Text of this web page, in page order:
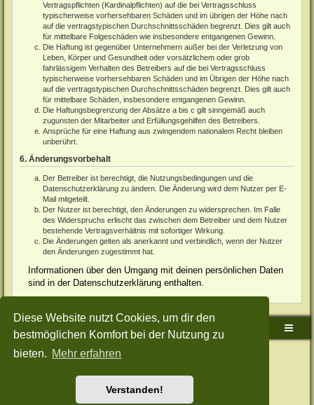
Diese Website nutzt Cookies, um dir den
bestmöglichen Komfort bei der Nutzung zu
bieten. Mehr erfahren
Verstanden!
Vertragspflichten (Kardinalpflichten) auf die bei Vertragsschluss
typischerweise vorhersehbaren Schäden und im übrigen der Höhe nach
auf die vertragstypischen Durchschnittsschäden begrenzt. Dies gilt auch
für mittelbare Folgeschäden wie insbesondere entgangenen Gewinn.
Die Haftung ist gegenüber Unternehmern außer bei der Verletzung von
Leben, Körper und Gesundheit oder vorsätzlichem oder grob
fahrlässigem Verhalten des Betreibers auf die bei Vertragsschluss
typischerweise vorhersehbaren Schäden und im Übrigen der Höhe nach
auf die vertragstypischen Durchschnittsschäden begrenzt. Dies gilt auch
für mittelbare Schäden, insbesondere entgangenen Gewinn.
Die Haftungsbegrenzung der Absätze a bis c gilt sinngemäß auch
zugunsten der Mitarbeiter und Erfüllungsgehilfen des Betreibers.
Ansprüche für eine Haftung aus zwingendem nationalem Recht bleiben
unberührt.
6. Änderungsvorbehalt
Der Betreiber ist berechtigt, die Nutzungsbedingungen und die
Datenschutzerklärung zu ändern. Die Änderung wird dem Nutzer per E-
Mail mitgeteilt.
Der Nutzer ist berechtigt, den Änderungen zu widersprechen. Im Falle
des Widerspruchs erlischt das zwischen dem Betreiber und dem Nutzer
bestehende Vertragsverhältnis mit sofortiger Wirkung.
Die Änderungen gelten als anerkannt und verbindlich, wenn der Nutzer
den Änderungen zugestimmt hat.
Informationen über den Umgang mit deinen persönlichen Daten
sind in der Datenschutzerklärung enthalten.
Sudden-Strike-Maps.de Hauptseite Foren-Übersicht
Powered byphpBB® Forum Software © phpBB Limited
Style: Green-Style-Split by Joyce&LunaphpBB-Style-Design
Nutzungsbedingungen